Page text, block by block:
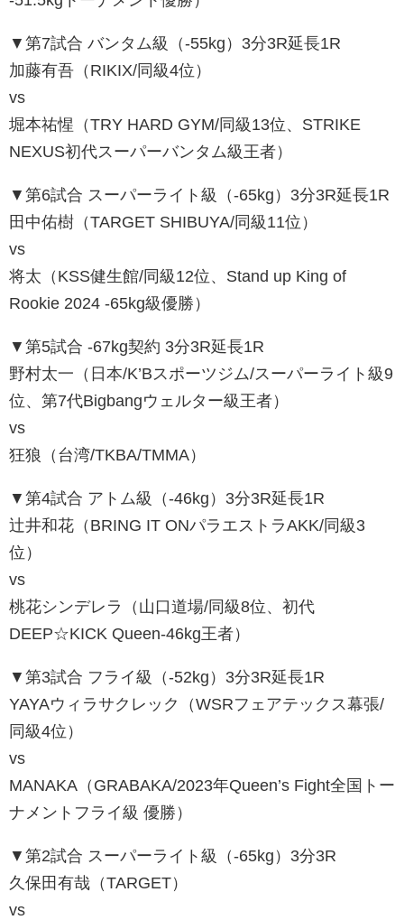
▼第7試合 バンタム級（-55kg）3分3R延長1R
加藤有吾（RIKIX/同級4位）
vs
堀本祐惺（TRY HARD GYM/同級13位、STRIKE
NEXUS初代スーパーバンタム級王者）
▼第6試合 スーパーライト級（-65kg）3分3R延長1R
田中佑樹（TARGET SHIBUYA/同級11位）
vs
将太（KSS健生館/同級12位、Stand up King of
Rookie 2024 -65kg級優勝）
▼第5試合 -67kg契約 3分3R延長1R
野村太一（日本/K’Bスポーツジム/スーパーライト級9
位、第7代Bigbangウェルター級王者）
vs
狂狼（台湾/TKBA/TMMA）
▼第4試合 アトム級（-46kg）3分3R延長1R
辻井和花（BRING IT ONパラエストラAKK/同級3
位）
vs
桃花シンデレラ（山口道場/同級8位、初代
DEEP☆KICK Queen-46kg王者）
▼第3試合 フライ級（-52kg）3分3R延長1R
YAYAウィラサクレック（WSRフェアテックス幕張/
同級4位）
vs
MANAKA（GRABAKA/2023年Queen’s Fight全国トー
ナメントフライ級 優勝）
▼第2試合 スーパーライト級（-65kg）3分3R
久保田有哉（TARGET）
vs